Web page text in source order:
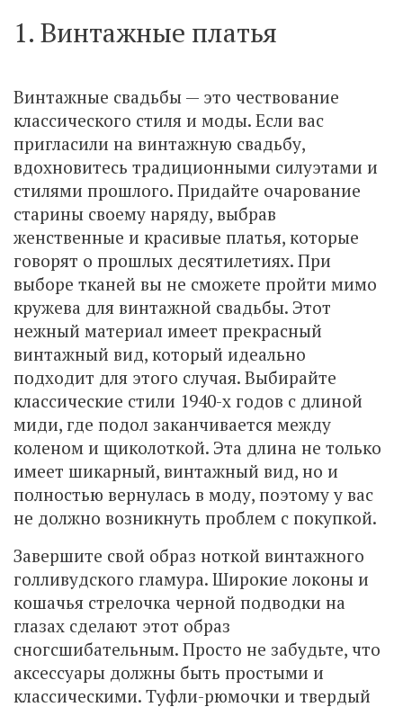
1. Винтажные платья
Винтажные свадьбы — это чествование
классического стиля и моды. Если вас
пригласили на винтажную свадьбу,
вдохновитесь традиционными силуэтами и
стилями прошлого. Придайте очарование
старины своему наряду, выбрав
женственные и красивые платья, которые
говорят о прошлых десятилетиях. При
выборе тканей вы не сможете пройти мимо
кружева для винтажной свадьбы. Этот
нежный материал имеет прекрасный
винтажный вид, который идеально
подходит для этого случая. Выбирайте
классические стили 1940-х годов с длиной
миди, где подол заканчивается между
коленом и щиколоткой. Эта длина не только
имеет шикарный, винтажный вид, но и
полностью вернулась в моду, поэтому у вас
не должно возникнуть проблем с покупкой.
Завершите свой образ ноткой винтажного
голливудского гламура. Широкие локоны и
кошачья стрелочка черной подводки на
глазах сделают этот образ
сногсшибательным. Просто не забудьте, что
аксессуары должны быть простыми и
классическими. Туфли-рюмочки и твердый